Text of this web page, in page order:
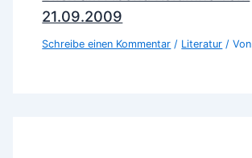
21.09.2009
Schreibe einen Kommentar / Literatur / Von